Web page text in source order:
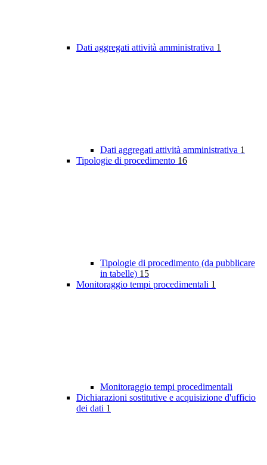
Dati aggregati attività amministrativa 1
Dati aggregati attività amministrativa 1
Tipologie di procedimento 16
Tipologie di procedimento (da pubblicare
in tabelle) 15
Monitoraggio tempi procedimentali 1
Monitoraggio tempi procedimentali
Dichiarazioni sostitutive e acquisizione d'ufficio
dei dati 1